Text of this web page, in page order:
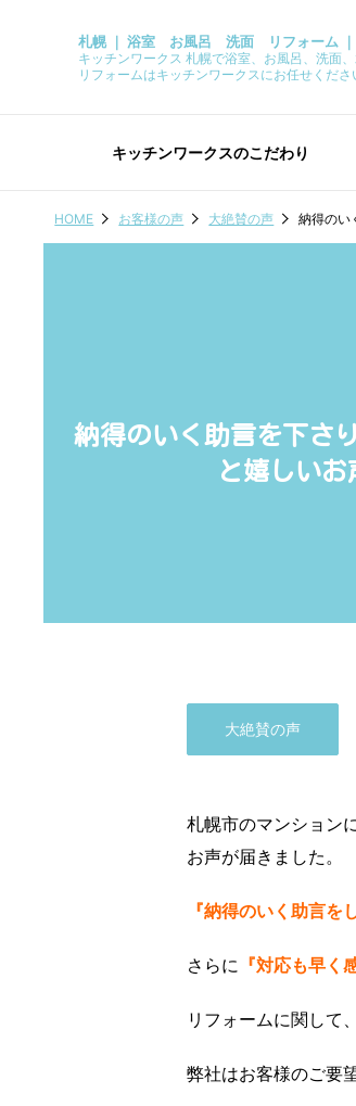
札幌 ｜ 浴室 お風呂 洗面 リフォーム ｜
キッチンワークス 札幌で浴室、お風呂、洗面
リフォームはキッチンワークスにお任せくださ
キッチンワークスのこだわり
HOME お客様の声 大絶賛の声 納得のい
納得のいく助言を下さ
と嬉しい
大絶賛の声
札幌市のマンションに
お声が届きました。
『納得のいく助言を
さらに 『対応も早く
リフォームに関して
弊社はお客様のご要